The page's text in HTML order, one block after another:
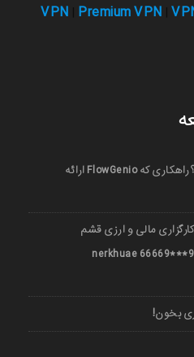
VPN Premium VPN
چرا بیشتر تریدرها رشد نمی‌کنند؟ راهکاری که FlowGenio ارائه
مالی و ارزی قشم
501036018 | 971***77739 | 971***66669 nerkhuae
بخون!